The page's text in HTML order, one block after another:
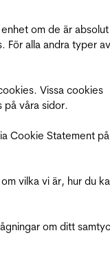
om de är absolut
För alla andra typer av
Vissa cookies
på våra sidor.
Cookie Statement
vilka vi är, hur du
om ditt